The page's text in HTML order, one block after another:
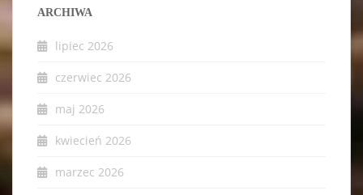
ARCHIWA
lipiec 2026
czerwiec 2026
maj 2026
kwiecień 2026
marzec 2026